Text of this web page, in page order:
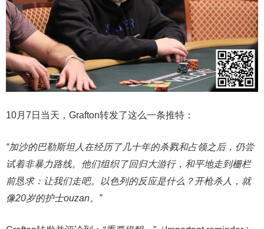
10月7日当天，Grafton转发了这么一条推特：
“加沙的巴勒斯坦人在经历了几十年的杀戮和占领之后，仍尝
试着非暴力路线。他们组织了回归大游行，和平地走到栅栏
前恳求：让我们走吧。以色列的反应是什么？开枪杀人，就
像20岁的护士ouzan。”